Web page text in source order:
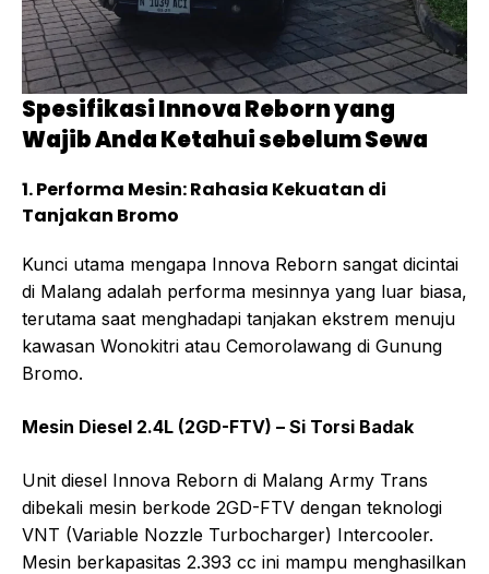
Spesifikasi Innova Reborn yang
Wajib Anda Ketahui sebelum Sewa
1. Performa Mesin: Rahasia Kekuatan di
Tanjakan Bromo
Kunci utama mengapa Innova Reborn sangat dicintai
di Malang adalah performa mesinnya yang luar biasa,
terutama saat menghadapi tanjakan ekstrem menuju
kawasan Wonokitri atau Cemorolawang di Gunung
Bromo.
Mesin Diesel 2.4L (2GD-FTV) – Si Torsi Badak
Unit diesel Innova Reborn di Malang Army Trans
dibekali mesin berkode 2GD-FTV dengan teknologi
VNT (Variable Nozzle Turbocharger) Intercooler.
Mesin berkapasitas 2.393 cc ini mampu menghasilkan